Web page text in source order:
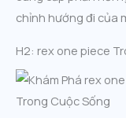
chỉnh hướng đi của
H2: rex one piece